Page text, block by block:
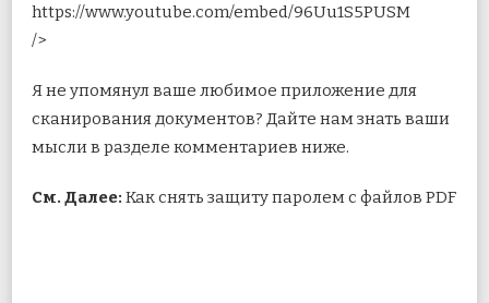
https://www.youtube.com/embed/96Uu1S5PUSM
/>
Я не упомянул ваше любимое приложение для
сканирования документов? Дайте нам знать ваши
мысли в разделе комментариев ниже.
См. Далее: Как снять защиту паролем с файлов PDF